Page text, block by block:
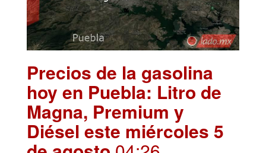
Precios de la gasolina
hoy en Puebla: Litro de
Magna, Premium y
Diésel este miércoles 5